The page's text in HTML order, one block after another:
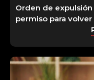
Orden de expulsión
permiso para volver